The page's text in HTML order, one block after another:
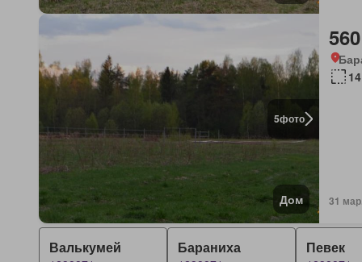
5фото
Дом 31
Валькумей Бараниха Певек